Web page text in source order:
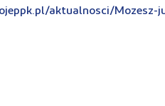
aktualnosci/Mozesz-